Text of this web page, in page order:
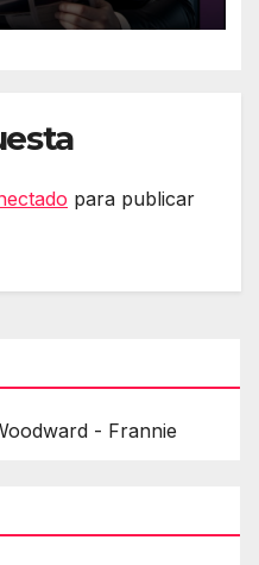
para publicar
- Frannie